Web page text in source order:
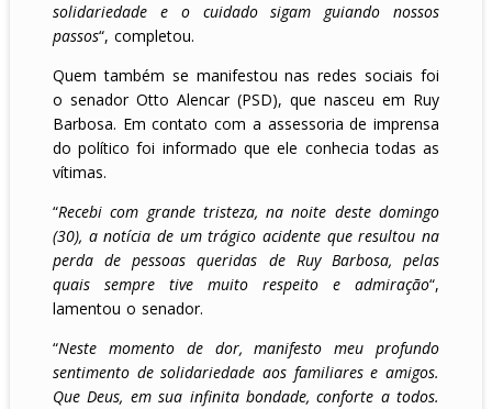
solidariedade e o cuidado sigam guiando nossos
passos“, completou.
Quem também se manifestou nas redes sociais foi
o senador Otto Alencar (PSD), que nasceu em Ruy
Barbosa. Em contato com a assessoria de imprensa
do político foi informado que ele conhecia todas as
vítimas.
“Recebi com grande tristeza, na noite deste domingo
(30), a notícia de um trágico acidente que resultou na
perda de pessoas queridas de Ruy Barbosa, pelas
quais sempre tive muito respeito e admiração“,
lamentou o senador.
“Neste momento de dor, manifesto meu profundo
sentimento de solidariedade aos familiares e amigos.
Que Deus, em sua infinita bondade, conforte a todos.